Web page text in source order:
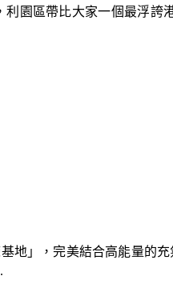
園區帶比大家一個最浮
地」，完美結合高能量